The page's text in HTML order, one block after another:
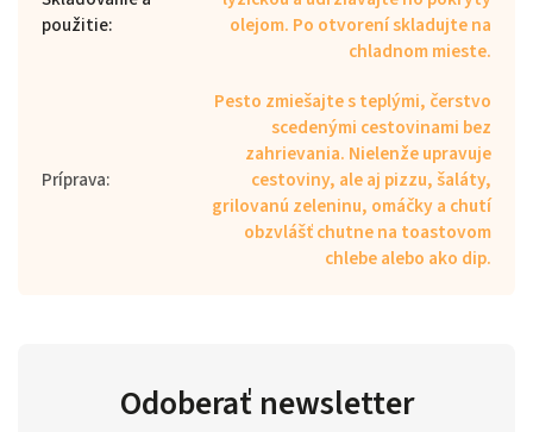
použitie:
olejom. Po otvorení skladujte na
chladnom mieste.
Príprava:
Pesto zmiešajte s teplými, čerstvo
scedenými cestovinami bez
zahrievania. Nielenže upravuje
cestoviny, ale aj pizzu, šaláty,
grilovanú zeleninu, omáčky a chutí
obzvlášť chutne na toastovom
chlebe alebo ako dip.
Odoberať newsletter